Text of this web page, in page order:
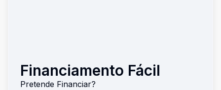
Financiamento Fácil
Pretende Financiar?